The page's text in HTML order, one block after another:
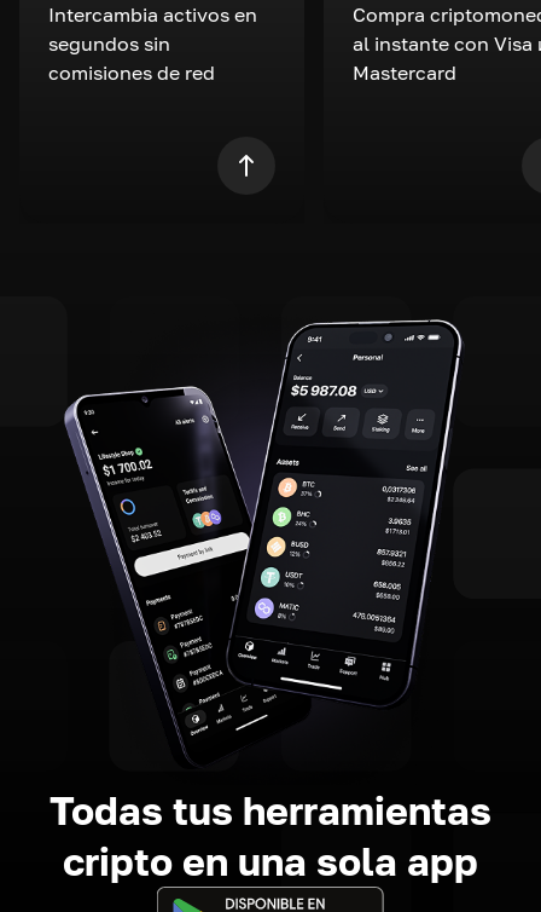
Intercambia activos en
segundos sin
comisiones de red
Compra
al instante con Visa
Mastercard
Todas tus herramientas
cripto en una sola app